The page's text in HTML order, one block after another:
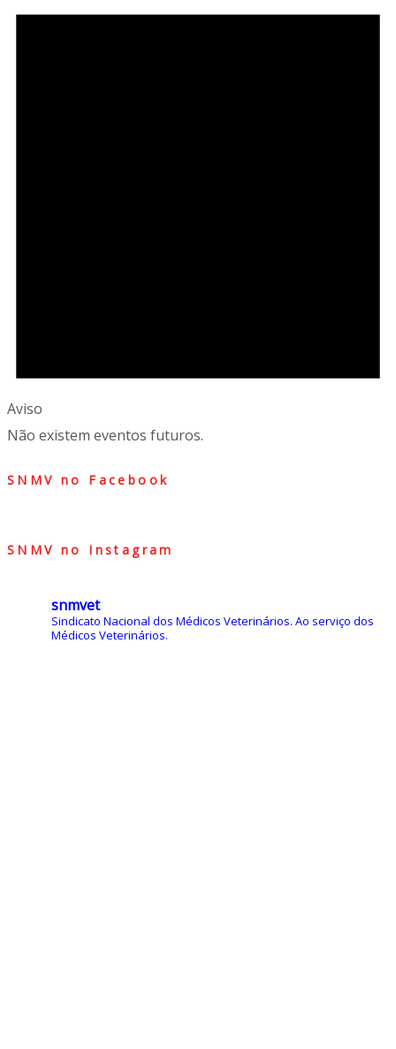
Aviso
Não existem eventos futuros.
SNMV no Facebook
SNMV no Instagram
snmvet
Sindicato Nacional dos Médicos Veterinários. Ao serviço dos
Médicos Veterinários.